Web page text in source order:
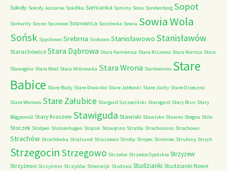
Sokoły Sokoły Jeziorne Sokółka Somianka Sominy Sona Sondenborg Sopot
Sorkwity Sosno Sosnowe Sosnowica Sosnówka Sowia Sowia Wola
Sońsk Spychowo Srebrna Srokowo Stanisławowo Stanisławów
Starachowice Stara Dąbrowa Stara Kamienica Stara Kiszewa Stara Kornica Stara
Sławogóra Stara Wieś Stara Wiśniewka Stara Wrona Starbienino Stare
Babice Stare Budy Stare Drawsko Stare Jabłonki Stare Juchy Stare Osieczno
Stare Worowo Stare Załubice Stargard Szczeciński Starogard Stary Brus Stary
Bógpomóż Stary Kraszew Stawiguda Stawiski Stawisko Stawno Stegna Stilo
Stoczek Stolpen Stolzenhagen Stopsk Stowęcino Strabla Strachomino Strachowo
Strachów Strachówka Stralsund Straszewo Stroby Strojec Stromiec Strubiny Strych
Strzegocin Strzegowo Strzelce Strzelce Opolskie Strzyżew
Strzyżewo Strzyżmin Strzyżów Sttenwijk Studnica Studzianki Studzianki Nowe